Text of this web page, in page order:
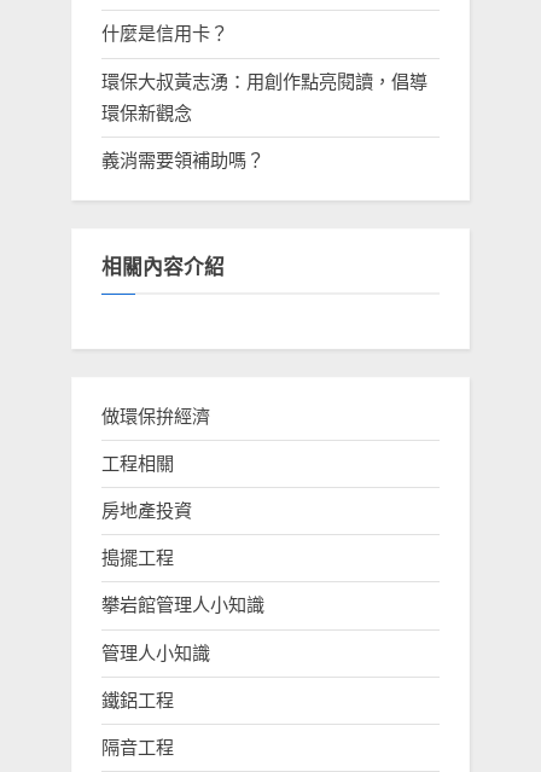
什麼是信用卡？
環保大叔黃志湧：用創作點亮閱讀，倡導
環保新觀念
義消需要領補助嗎？
相關內容介紹
做環保拚經濟
工程相關
房地產投資
搗擺工程
攀岩館管理人小知識
管理人小知識
鐵鋁工程
隔音工程